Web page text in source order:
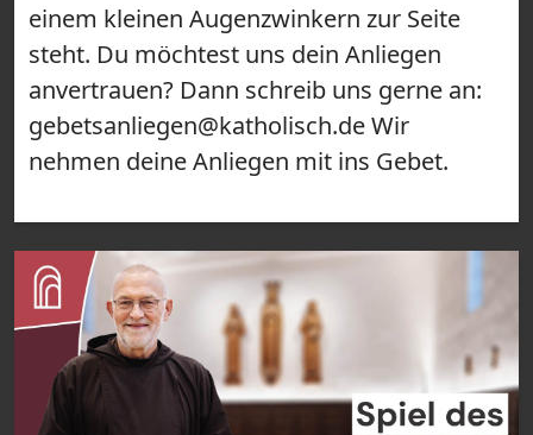
einem kleinen Augenzwinkern zur Seite
steht. Du möchtest uns dein Anliegen
anvertrauen? Dann schreib uns gerne an:
gebetsanliegen@katholisch.de Wir
nehmen deine Anliegen mit ins Gebet.